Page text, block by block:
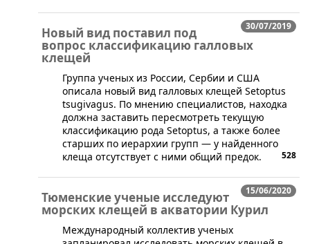
30/07/2019
Новый вид поставил под
вопрос классификацию галловых
клещей
Группа ученых из России, Сербии и США
описала новый вид галловых клещей Setoptus
tsugivagus. По мнению специалистов, находка
должна заставить пересмотреть текущую
классификацию рода Setoptus, а также более
старших по иерархии групп — у найденного
клеща отсутствует с ними общий предок.
528
15/06/2020
Тюменские ученые исследуют
морских клещей в акватории Курил
Международный коллектив ученых